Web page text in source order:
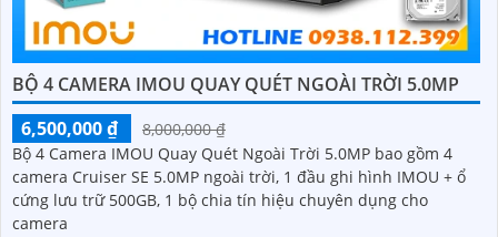
BỘ 4 CAMERA IMOU QUAY QUÉT NGOÀI TRỜI 5.0MP
6,500,000 ₫
8,000,000 ₫
Bộ 4 Camera IMOU Quay Quét Ngoài Trời 5.0MP bao gồm 4
camera Cruiser SE 5.0MP ngoài trời, 1 đầu ghi hình IMOU + ổ
cứng lưu trữ 500GB, 1 bộ chia tín hiệu chuyên dụng cho
camera